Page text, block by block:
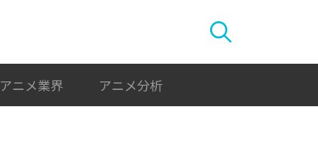
アニメ業界 アニメ分析